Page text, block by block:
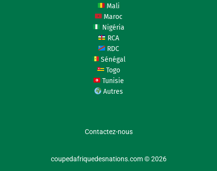
Mali
Maroc
Nigéria
RCA
RDC
Sénégal
Togo
Tunisie
Autres
Contactez-nous
coupedafriquedesnations.com © 2026